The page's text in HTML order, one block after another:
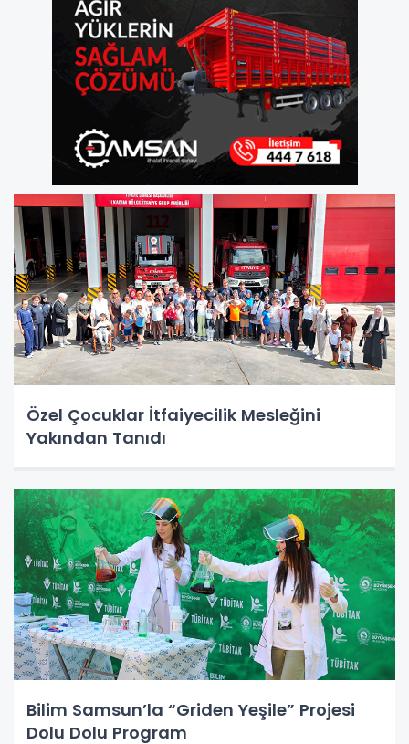
Özel Çocuklar İtfaiyecilik Mesleğini
Yakından Tanıdı
Bilim Samsun’la “Griden Yeşile” Projesi
Dolu Dolu Program